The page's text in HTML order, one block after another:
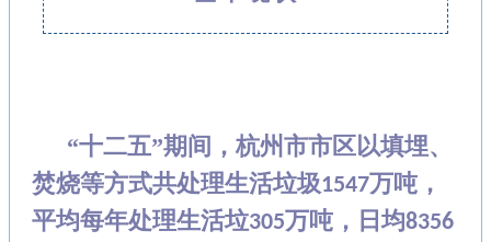
“十二五”期间，杭州市市区以填埋、
焚烧等方式共处理生活垃圾1547万吨，
平均每年处理生活垃305万吨，日均8356